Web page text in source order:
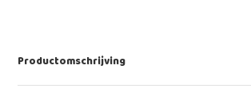
Productomschrijving